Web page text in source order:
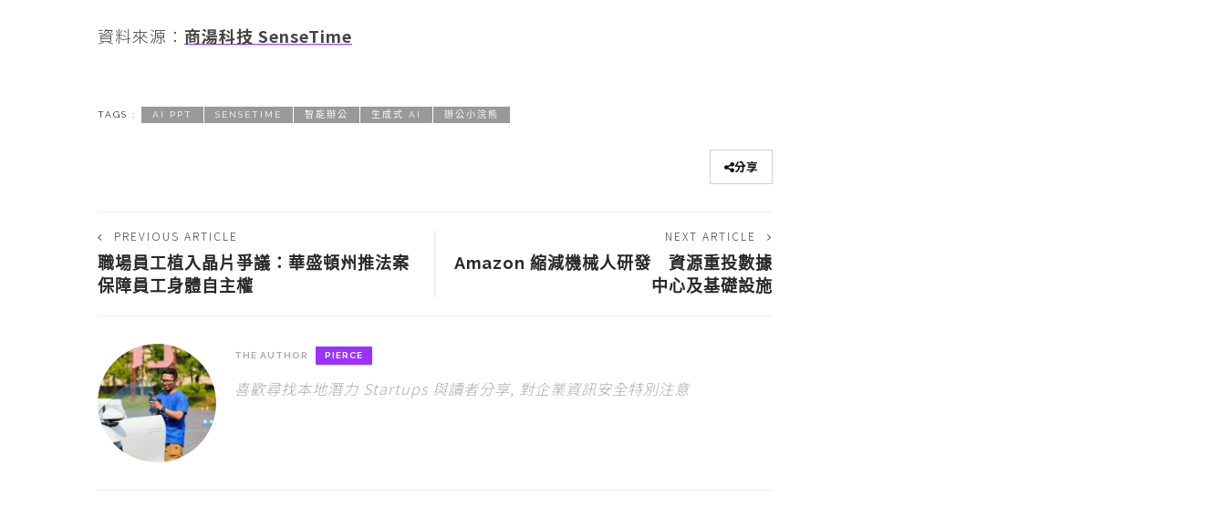
資料來源： 商湯科技 SenseTime
TAGS : AI PPT SENSETIME 智能辦公 生成式 AI 辦公小浣熊
分享
PREVIOUS ARTICLE
職場員工植入晶片爭議：華盛頓州推法案
保障員工身體自主權
NEXT ARTICLE
Amazon 縮減機械人研發 資源重投數據
中心及基礎設施
THE AUTHOR PIERCE
喜歡尋找本地潛力 Startups 與讀者分享, 對企業資訊安全特別注意